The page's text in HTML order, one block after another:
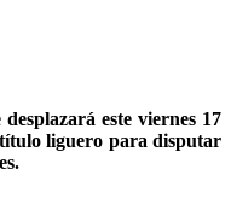
este viernes 17
liguero para disputar